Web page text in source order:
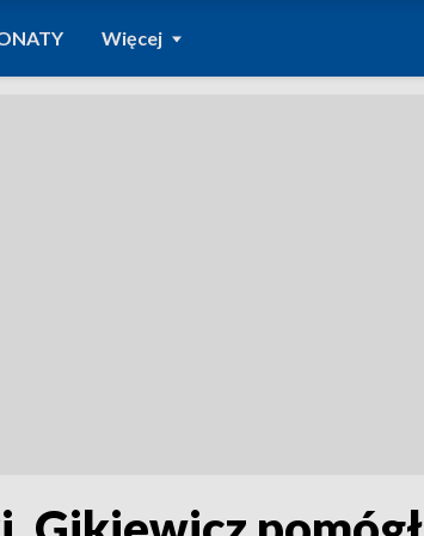
Więcej